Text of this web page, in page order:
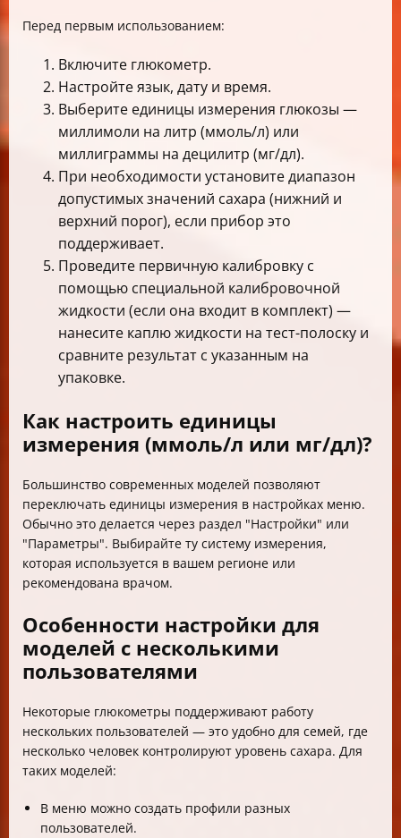
Перед первым использованием:
Включите глюкометр.
Настройте язык, дату и время.
Выберите единицы измерения глюкозы —
миллимоли на литр (ммоль/л) или
миллиграммы на децилитр (мг/дл).
При необходимости установите диапазон
допустимых значений сахара (нижний и
верхний порог), если прибор это
поддерживает.
Проведите первичную калибровку с
помощью специальной калибровочной
жидкости (если она входит в комплект) —
нанесите каплю жидкости на тест-полоску и
сравните результат с указанным на
упаковке.
Как настроить единицы
измерения (ммоль/л или мг/дл)?
Большинство современных моделей позволяют
переключать единицы измерения в настройках меню.
Обычно это делается через раздел "Настройки" или
"Параметры". Выбирайте ту систему измерения,
которая используется в вашем регионе или
рекомендована врачом.
Особенности настройки для
моделей с несколькими
пользователями
Некоторые глюкометры поддерживают работу
нескольких пользователей — это удобно для семей, где
несколько человек контролируют уровень сахара. Для
таких моделей:
В меню можно создать профили разных
пользователей.